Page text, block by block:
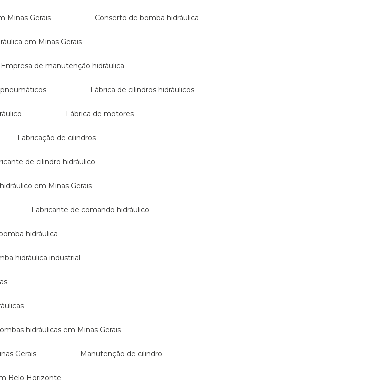
Minas Gerais Conserto de bomba hidráulica
em Minas Gerais
Empresa de manutenção hidráulica
pneumáticos Fábrica de cilindros hidráulicos
Fábrica de motores
Fabricação de cilindros
de cilindro hidráulico
em Minas Gerais
Fabricante de comando hidráulico
hidráulica
hidráulica industrial
hidráulicas em Minas Gerais
Gerais Manutenção de cilindro
Belo Horizonte